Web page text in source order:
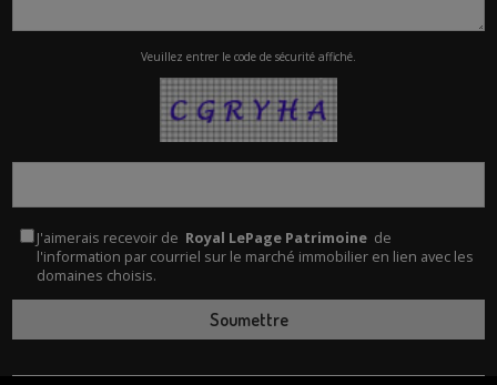
Veuillez entrer le code de sécurité affiché.
J'aimerais recevoir de Royal LePage Patrimoine de
l'information par courriel sur le marché immobilier en lien avec les
domaines choisis.